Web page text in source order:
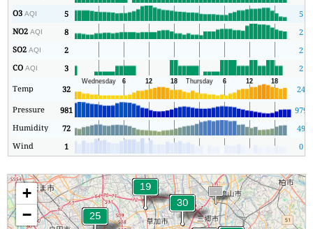
O3AQI 5
5
NO2AQI 8
2
SO2AQI 2
2
COAQI 3
2
Temp
32
24
Pressure
981 979
Humidity
72
49
Wind
1 0
+
−